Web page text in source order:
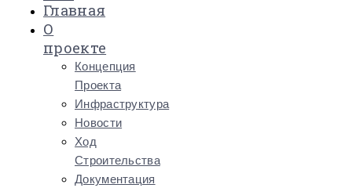
Главная
О
проекте
Концепция
Проекта
Инфраструктура
Новости
Ход
Строительства
Документация